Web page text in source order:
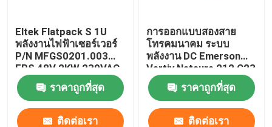
Eltek Flatpack S 1U
พลังงานไฟฟ้าเซอร์เวอร์
P/N MFGS0201.003
FPS 48V 2KW 230VAC
BD
ราคาถูกที่สุด
ติดต่อเรา
การออกแบบสองสาย
โทรคมนาคม ระบบ
พลังงาน DC Emerson
Vertiv Netsure 212 C23
20A 48V
ราคาถูกที่สุด
ติดต่อเรา